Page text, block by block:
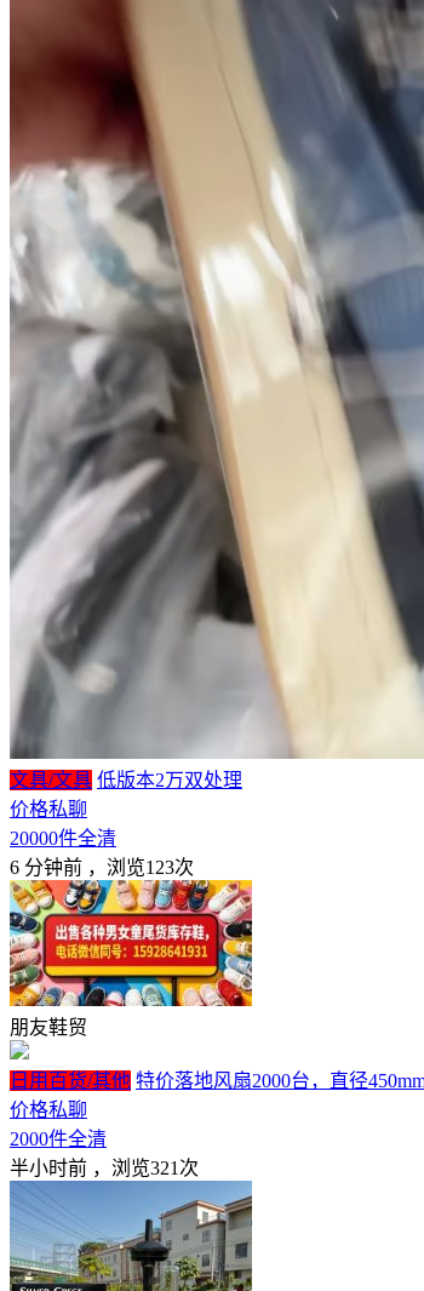
文具/文具 低版本2万双处理
价格私聊
20000件全清
6 分钟前 ，浏览123次
朋友鞋贸
日用百货/其他 特价落地风扇2000台，直径
价格私聊
2000件全清
半小时前 ，浏览321次